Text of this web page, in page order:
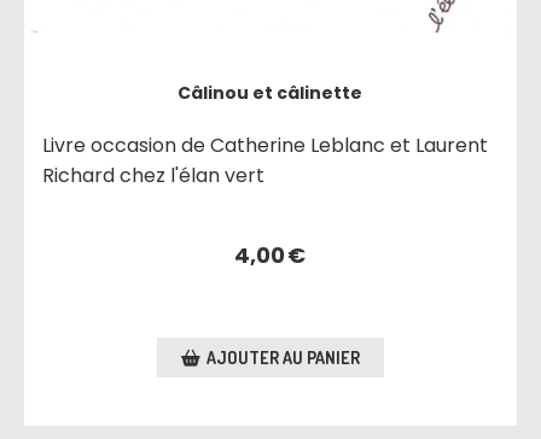
Câlinou et câlinette
Livre occasion de Catherine Leblanc et Laurent
Richard chez l'élan vert
4,00€
AJOUTER AU PANIER